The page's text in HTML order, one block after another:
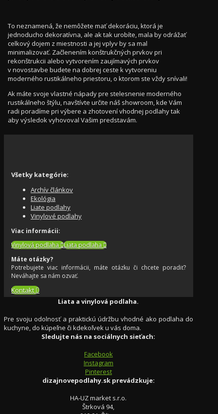
To neznamená, že nemôžete mať dekoráciu, ktorá je
jednoducho dekoratívna, ale ak tak urobíte, mala by odrážať
celkový dojem z miestnosti a jej vplyv by sa mal
minimalizovať. Začlenením konštrukčných prvkov pri
rekonštrukcii alebo vytvorením zaujímavých prvkov
v novostavbe budete na dobrej ceste k vytvoreniu
moderného rustikálneho priestoru, o ktorom ste vždy snívali!
Ak máte svoje vlastné nápady pre stelesnenie moderného
rustikálneho štýlu, navštívte určite náš showroom, kde Vám
radi poradíme pri výbere a zhotovení vhodnej podlahy tak
aby výsledok vyhovoval Vašim predstavám.
Všetky kategórie:
Archív článkov
Ekológia
Liate podlahy
Vinylové podlahy
Viac informácii:
Vinylová podlaha
Liata podlaha
Máte otázky?
Potrebujete viac informácii, máte otázku či chcete poradiť?
Neváhajte sa nám ozvať.
Kontakt
Liata a vinylová podlaha.
Pre svoju odolnosť a praktickú údržbu vhodné ako podlaha do
kuchyne, do kúpeľne či kdekoľvek u vás doma.
Sledujte nás na sociálnych sieťach:
Facebook
Instagram
Pinterest
dizajnovepodlahy.sk prevádzkuje:
HA-UZ market s.r.o.
Štrková 94,